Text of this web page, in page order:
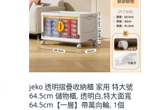
jeko 透明摺疊收納櫃 家用 特大號
64.5cm 儲物櫃, 透明白,特大面寬
64.5cm【一層】帶萬向輪, 1個